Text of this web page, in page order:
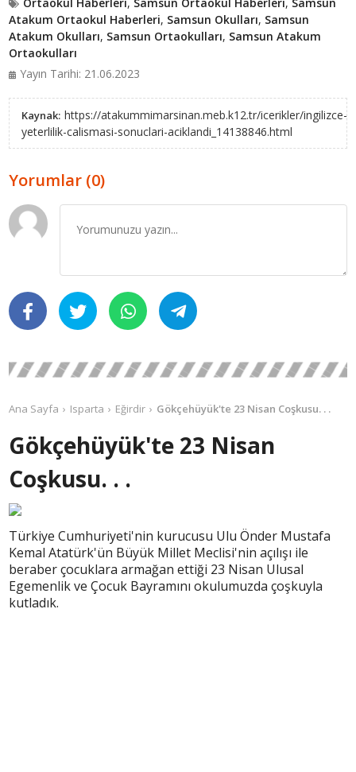
Atakum Ortaokul Haberleri, Samsun Okulları, Samsun
Atakum Okulları, Samsun Ortaokulları, Samsun Atakum
Ortaokulları
Yayın Tarihi: 21.06.2023
Kaynak: https://atakummimarsinan.meb.k12.tr/icerikler/ingilizce-
yeterlilik-calismasi-sonuclari-aciklandi_14138846.html
Yorumlar (0)
Ana Sayfa Isparta Eğirdir Gökçehüyük'te 23 Nisan Coşkusu. . .
Gökçehüyük'te 23 Nisan
Coşkusu. . .
Türkiye Cumhuriyeti'nin kurucusu Ulu Önder Mustafa
Kemal Atatürk'ün Büyük Millet Meclisi'nin açılışı ile
beraber çocuklara armağan ettiği 23 Nisan Ulusal
Egemenlik ve Çocuk Bayramını okulumuzda çoşkuyla
kutladık.